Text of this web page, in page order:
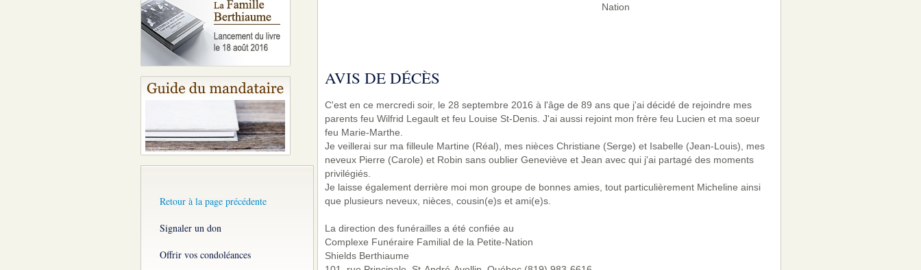
Retour à la page précédente
Signaler un don
Offrir vos condoléances
Nation
AVIS DE DÉCÈS
C'est en ce mercredi soir, le 28 septembre 2016 à l'âge de 89 ans que j'ai décidé de rejoindre mes
parents feu Wilfrid Legault et feu Louise St-Denis. J'ai aussi rejoint mon frère feu Lucien et ma soeur
feu Marie-Marthe.
Je veillerai sur ma filleule Martine (Réal), mes nièces Christiane (Serge) et Isabelle (Jean-Louis), mes
neveux Pierre (Carole) et Robin sans oublier Geneviève et Jean avec qui j'ai partagé des moments
privilégiés.
Je laisse également derrière moi mon groupe de bonnes amies, tout particulièrement Micheline ainsi
que plusieurs neveux, nièces, cousin(e)s et ami(e)s.
La direction des funérailles a été confiée au
Complexe Funéraire Familial de la Petite-Nation
Shields Berthiaume